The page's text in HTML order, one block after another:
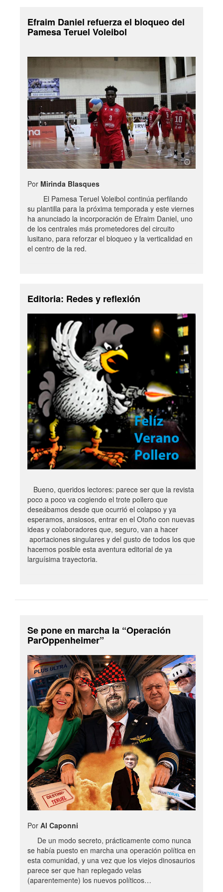
Efraim Daniel refuerza el bloqueo del
Pamesa Teruel Voleibol
Por Mirinda Blasques
El Pamesa Teruel Voleibol continúa perfilando
su plantilla para la próxima temporada y este viernes
ha anunciado la incorporación de Efraim Daniel, uno
de los centrales más prometedores del circuito
lusitano, para reforzar el bloqueo y la verticalidad en
el centro de la red.
Editoria: Redes y reflexión
Bueno, queridos lectores: parece ser que la revista
poco a poco va cogiendo el trote pollero que
deseábamos desde que ocurrió el colapso y ya
esperamos, ansiosos, entrar en el Otoño con nuevas
ideas y colaboradores que, seguro, van a hacer
aportaciones singulares y del gusto de todos los que
hacemos posible esta aventura editorial de ya
larguísima trayectoria.
Se pone en marcha la “Operación
ParOppenheimer”
Por Al Caponni
De un modo secreto, prácticamente como nunca
se había puesto en marcha una operación política en
esta comunidad, y una vez que los viejos dinosaurios
parece ser que han replegado velas
(aparentemente) los nuevos políticos…